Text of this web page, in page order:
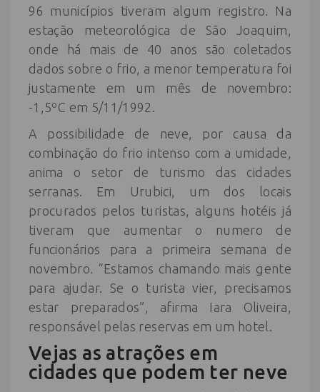
96 municípios tiveram algum registro. Na
estação meteorológica de São Joaquim,
onde há mais de 40 anos são coletados
dados sobre o frio, a menor temperatura foi
justamente em um mês de novembro:
-1,5ºC em 5/11/1992.
A possibilidade de neve, por causa da
combinação do frio intenso com a umidade,
anima o setor de turismo das cidades
serranas. Em Urubici, um dos locais
procurados pelos turistas, alguns hotéis já
tiveram que aumentar o numero de
funcionários para a primeira semana de
novembro. “Estamos chamando mais gente
para ajudar. Se o turista vier, precisamos
estar preparados”, afirma Iara Oliveira,
responsável pelas reservas em um hotel.
Vejas as atrações em
cidades que podem ter neve